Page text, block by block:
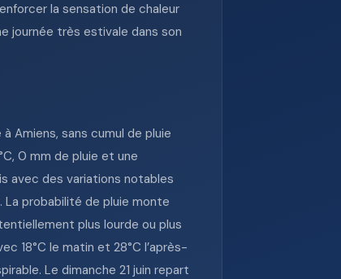
la sensation de chaleur
journée très estivale dans son
Amiens, sans cumul de pluie
0 mm de pluie et une
avec des variations notables
La probabilité de pluie monte
plus lourde ou plus
18°C le matin et 28°C l’après-
Le dimanche 21 juin repart